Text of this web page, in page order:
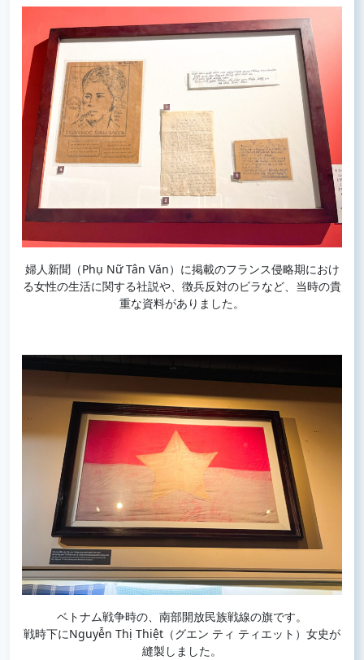
婦人新聞（Phụ Nữ Tân Văn）に掲載のフランス侵略期におけ
る女性の生活に関する社説や、徴兵反対のビラなど、当時の貴
重な資料がありました。
ベトナム戦争時の、南部開放民族戦線の旗です。
戦時下にNguyễn Thị Thiệt（グエン ティ ティエット）女史が
縫製しました。